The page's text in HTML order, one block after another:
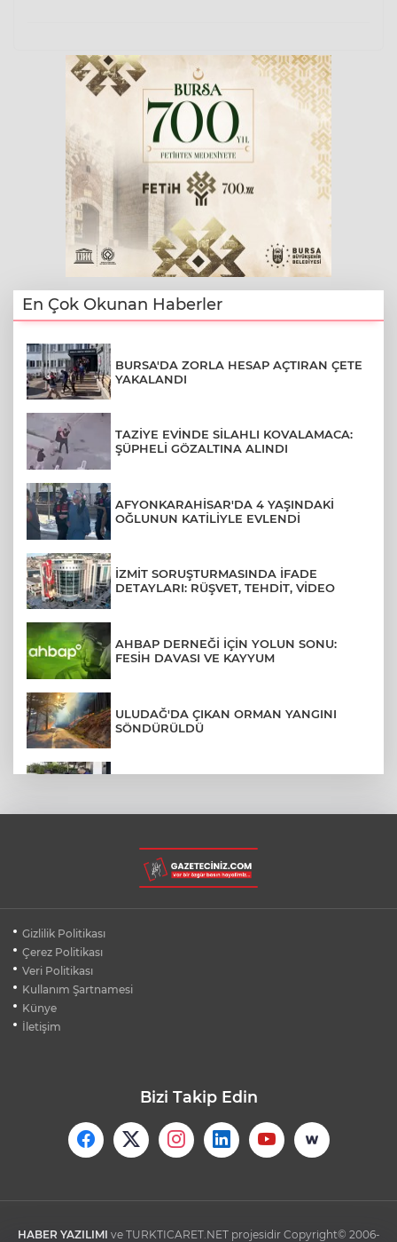
En Çok Okunan Haberler
BURSA'DA ZORLA HESAP AÇTIRAN ÇETE
YAKALANDI
TAZİYE EVİNDE SİLAHLI KOVALAMACA:
ŞÜPHELİ GÖZALTINA ALINDI
AFYONKARAHİSAR'DA 4 YAŞINDAKİ
OĞLUNUN KATİLİYLE EVLENDİ
İZMİT SORUŞTURMASINDA İFADE
DETAYLARI: RÜŞVET, TEHDİT, VİDEO
AHBAP DERNEĞİ İÇİN YOLUN SONU:
FESİH DAVASI VE KAYYUM
ULUDAĞ'DA ÇIKAN ORMAN YANGINI
SÖNDÜRÜLDÜ
ASLI HÜNEL'DEN BURSA'DA
UNUTULMAZ KONSER
VAN'DA İŞİTME ENGELLİ MÜŞTERİ,
Gizlilik Politikası
Çerez Politikası
Veri Politikası
Kullanım Şartnamesi
Künye
İletişim
Bizi Takip Edin
HABER YAZILIMI ve TURKTICARET.NET projesidir Copyright© 2006-